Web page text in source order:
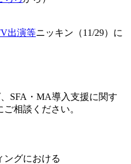
出演等ニッキン（11/29）に
SFA・MA導入支援に関す
相談ください。
ングにおける